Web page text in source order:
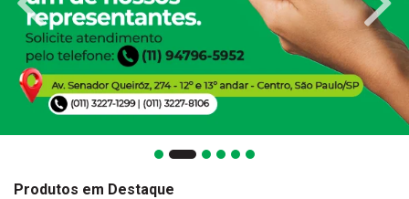
Produtos em Destaque